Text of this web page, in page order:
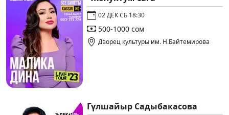
02 ДЕК СБ 18:30
500-1000 сом
Дворец культуры им. Н.Байтемирова
Гүлшайыр Садыбакасова